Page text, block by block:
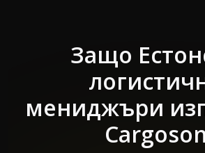
Защо
мениджъри
Cargoson